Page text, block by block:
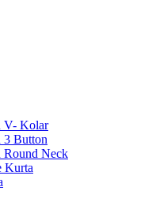
V- Kolar
3 Button
Neck
Kurta